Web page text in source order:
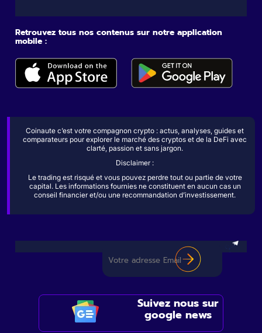
Retrouvez tous nos contenus sur notre application
mobile :
Coinaute c’est votre compagnon crypto : actus, analyses, guides et
comparateurs pour explorer le marché des cryptos et de la DeFi avec
clarté, passion et sans jargon.
Disclaimer :
Le trading est risqué et vous pouvez perdre tout ou partie de votre
capital. Les informations fournies ne constituent en aucun cas un
conseil financier et/ou une recommandation d’investissement.
Suivez nous sur
google news